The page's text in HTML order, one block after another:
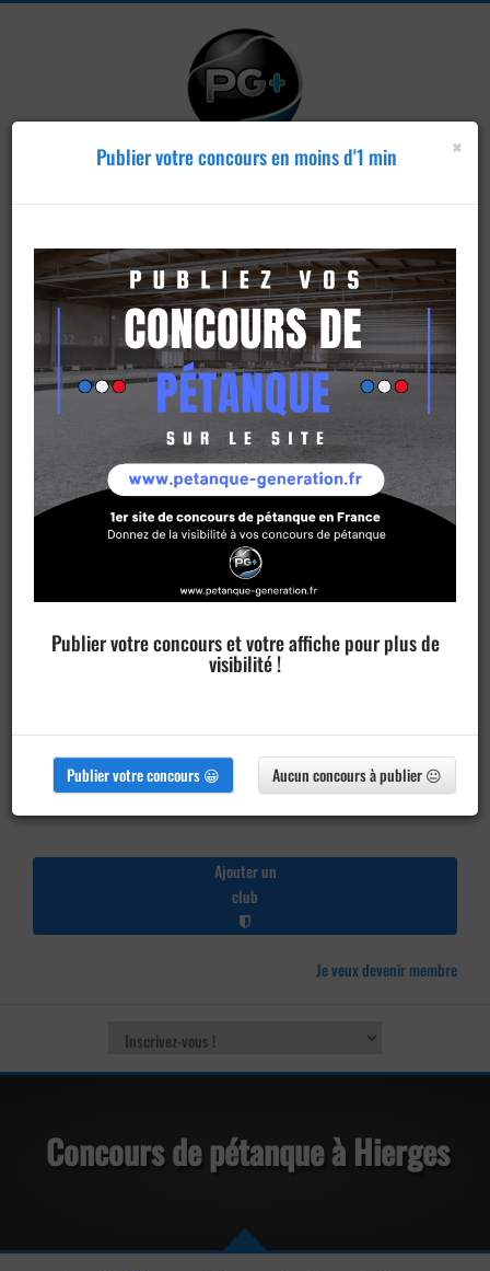
Publier un
concours
Ajouter un
club
Je veux devenir membre
Concours de pétanque à Hierges
×
Publier votre concours en moins d'1 min
Publier votre concours et votre affiche pour plus de
visibilité !
Publier votre concours 😀 Aucun concours à publier 😐